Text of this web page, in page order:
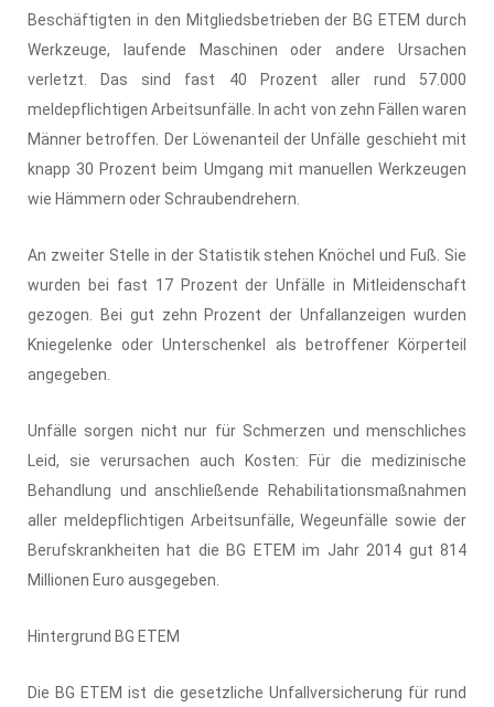
Beschäftigten in den Mitgliedsbetrieben der BG ETEM durch
Werkzeuge, laufende Maschinen oder andere Ursachen
verletzt. Das sind fast 40 Prozent aller rund 57.000
meldepflichtigen Arbeitsunfälle. In acht von zehn Fällen waren
Männer betroffen. Der Löwenanteil der Unfälle geschieht mit
knapp 30 Prozent beim Umgang mit manuellen Werkzeugen
wie Hämmern oder Schraubendrehern.
An zweiter Stelle in der Statistik stehen Knöchel und Fuß. Sie
wurden bei fast 17 Prozent der Unfälle in Mitleidenschaft
gezogen. Bei gut zehn Prozent der Unfallanzeigen wurden
Kniegelenke oder Unterschenkel als betroffener Körperteil
angegeben.
Unfälle sorgen nicht nur für Schmerzen und menschliches
Leid, sie verursachen auch Kosten: Für die medizinische
Behandlung und anschließende Rehabilitationsmaßnahmen
aller meldepflichtigen Arbeitsunfälle, Wegeunfälle sowie der
Berufskrankheiten hat die BG ETEM im Jahr 2014 gut 814
Millionen Euro ausgegeben.
Hintergrund BG ETEM
Die BG ETEM ist die gesetzliche Unfallversicherung für rund